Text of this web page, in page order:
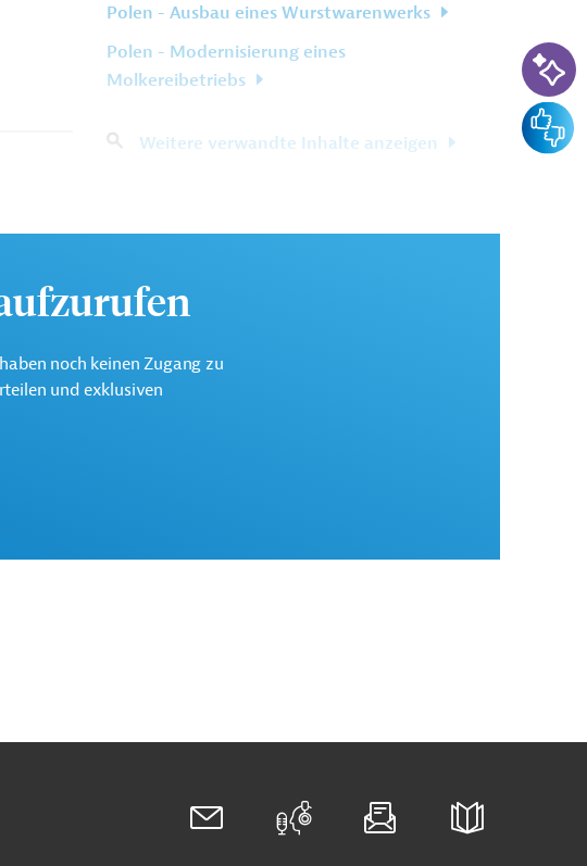
Polen - Ausbau eines Wurstwarenwerks
Polen - Modernisierung eines
Molkereibetriebs
Weitere verwandte Inhalte anzeigen
noch keinen Zugang zu
und exklusiven
KI-